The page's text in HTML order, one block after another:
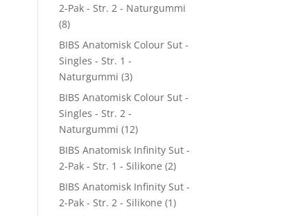
2-Pak - Str. 2 - Naturgummi
(8)
BIBS Anatomisk Colour Sut -
Singles - Str. 1 -
Naturgummi (3)
BIBS Anatomisk Colour Sut -
Singles - Str. 2 -
Naturgummi (12)
BIBS Anatomisk Infinity Sut -
2-Pak - Str. 1 - Silikone (2)
BIBS Anatomisk Infinity Sut -
2-Pak - Str. 2 - Silikone (1)